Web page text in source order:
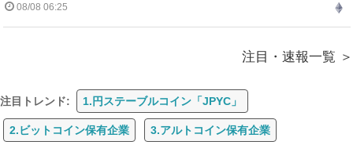
08/08 06:25
注目・速報一覧
注目トレンド: 1.円ステーブルコイン「JPYC」
2.ビットコイン保有企業 3.アルトコイン保有企業